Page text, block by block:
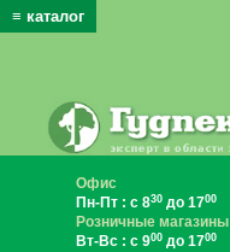
x
≡ каталог
Офис
Пн-Пт : с 830 до 1700
Розничные магазины
Вт-Вс : с 900 до 1700